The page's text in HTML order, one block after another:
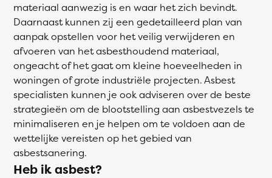
materiaal aanwezig is en waar het zich bevindt.
Daarnaast kunnen zij een gedetailleerd plan van
aanpak opstellen voor het veilig verwijderen en
afvoeren van het asbesthoudend materiaal,
ongeacht of het gaat om kleine hoeveelheden in
woningen of grote industriële projecten. Asbest
specialisten kunnen je ook adviseren over de beste
strategieën om de blootstelling aan asbestvezels te
minimaliseren en je helpen om te voldoen aan de
wettelijke vereisten op het gebied van
asbestsanering.
Heb ik asbest?